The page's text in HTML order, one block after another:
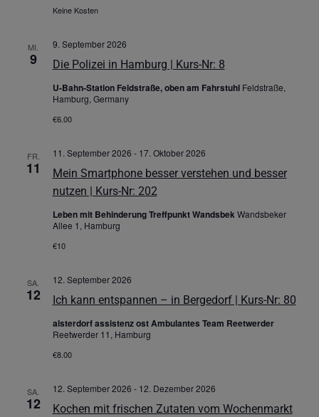
Keine Kosten
MI.
9 Die Polizei in Hamburg | Kurs-Nr: 8
9. September 2026
U-Bahn-Station Feldstraße, oben am Fahrstuhl Feldstraße,
Hamburg, Germany
€6.00
FR.
11
Mein Smartphone besser verstehen und besser
nutzen | Kurs-Nr: 202
11. September 2026 - 17. Oktober 2026
Leben mit Behinderung Treffpunkt WandsbekWandsbeker
Allee 1, Hamburg
€10
SA.
12 Ich kann entspannen – in Bergedorf | Kurs-Nr: 80
12. September 2026
alsterdorf assistenz ost Ambulantes Team Reetwerder
Reetwerder 11, Hamburg
€8.00
SA.
12
Kochen mit frischen Zutaten vom Wochenmarkt
12. September 2026 - 12. Dezember 2026